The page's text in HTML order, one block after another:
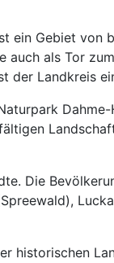
ein Gebiet
als Tor
der Landkreis
Die